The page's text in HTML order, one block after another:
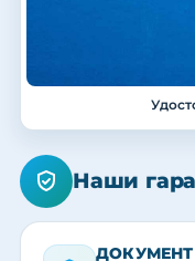
Наши
ДОКУМЕНТ